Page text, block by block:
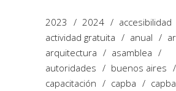
2023 2024
accesibilidad
actividad gratuita
anual
arquitectura
asamblea
autoridades
buenos aires
capacitación
capba